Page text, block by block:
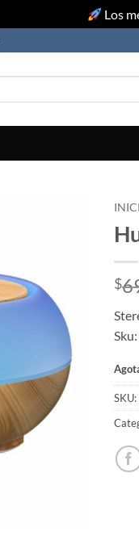
Los
$
SKU: